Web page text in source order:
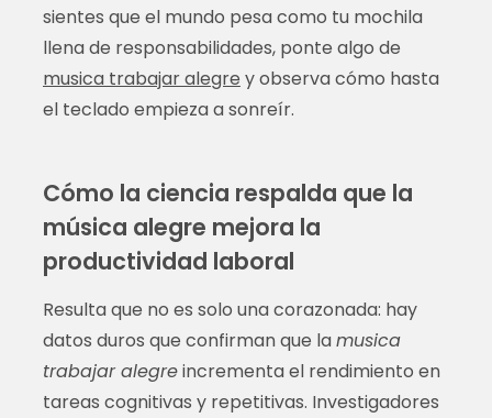
sientes que el mundo pesa como tu mochila
llena de responsabilidades, ponte algo de
musica trabajar alegre y observa cómo hasta
el teclado empieza a sonreír.
Cómo la ciencia respalda que la
música alegre mejora la
productividad laboral
Resulta que no es solo una corazonada: hay
datos duros que confirman que lamusica
trabajar alegreincrementa el rendimiento en
tareas cognitivas y repetitivas. Investigadores